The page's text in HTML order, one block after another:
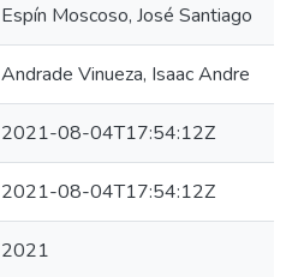
Espín Moscoso, José Santiago
Andrade Vinueza, Isaac Andre
2021-08-04T17:54:12Z
2021-08-04T17:54:12Z
2021